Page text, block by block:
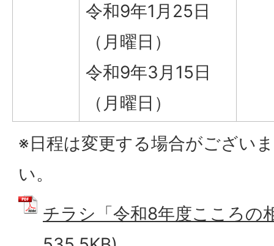
令和9年1月25日
（月曜日）
令和9年3月15日
（月曜日）
※日程は変更する場合がござい
い。
チラシ「令和8年度こころの